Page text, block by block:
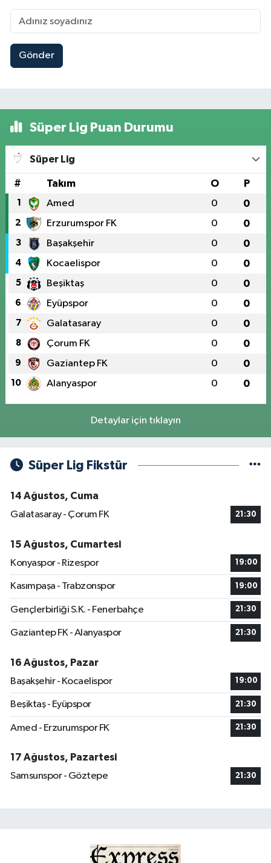
Gönder
Süper Lig Puan Durumu
Süper Lig
# Takım O P
1 Amed 0 0
2 Erzurumspor FK 0 0
3 Başakşehir 0 0
4 Kocaelispor 0 0
5 Beşiktaş 0 0
6 Eyüpspor 0 0
7 Galatasaray 0 0
8 Çorum FK 0 0
9 Gaziantep FK 0 0
10 Alanyaspor 0 0
Detaylar için tıklayın
Süper Lig Fikstür
14 Ağustos, Cuma
Galatasaray - Çorum FK
21:30
15 Ağustos, Cumartesi
Konyaspor - Rizespor
19:00
Kasımpaşa - Trabzonspor 19:00
Gençlerbirliği S.K. - Fenerbahçe 21:30
Gaziantep FK - Alanyaspor 21:30
16 Ağustos, Pazar
Başakşehir - Kocaelispor
19:00
Beşiktaş - Eyüpspor 21:30
Amed - Erzurumspor FK 21:30
17 Ağustos, Pazartesi
Samsunspor - Göztepe
21:30